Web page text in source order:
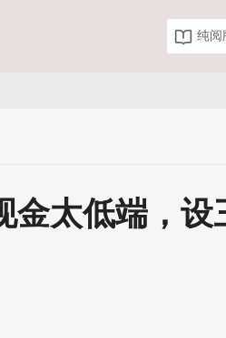
纯阅
金太低端，设